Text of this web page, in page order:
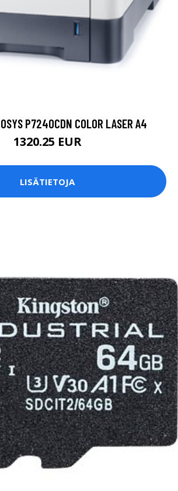
P7240CDN COLOR LASER A4
1320.25 EUR
LISÄTIETOJA